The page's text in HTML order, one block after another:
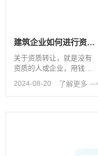
建筑企业如何进行资质转让
关于资质转让，就是没有
资质的人或企业，用钱收
公司变更可能出现的债
务、法律、工商···
2024-08-20 了解更多